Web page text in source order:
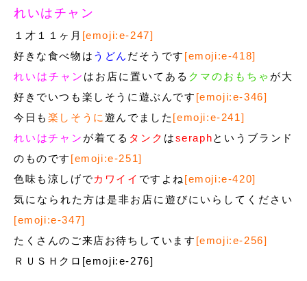
れいはチャン
１才１１ヶ月 [emoji:e-247]
好きな食べ物は うどん だそうです [emoji:e-418]
れいはチャン はお店に置いてある クマのおもちゃ が大
好きでいつも楽しそうに遊ぶんです [emoji:e-346]
今日も 楽しそうに 遊んでました [emoji:e-241]
れいはチャン が着てる タンク はseraphというブランド
のものです [emoji:e-251]
色味も涼しげでカワイイ ですよね [emoji:e-420]
気になられた方は是非お店に遊びにいらしてください
[emoji:e-347]
たくさんのご来店お待ちしています [emoji:e-256]
ＲＵＳＨクロ[emoji:e-276]